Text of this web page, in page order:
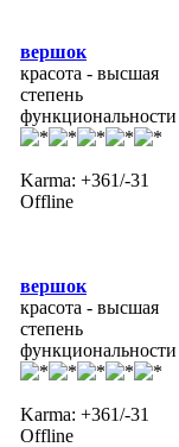
вершок
красота - высшая
степень
функциональности
Karma: +361/-31
Offline
вершок
красота - высшая
степень
функциональности
Karma: +361/-31
Offline